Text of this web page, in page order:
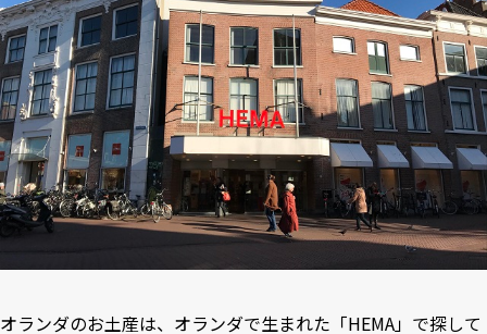
オランダのお土産は、オランダで生まれた「HEMA」で探して